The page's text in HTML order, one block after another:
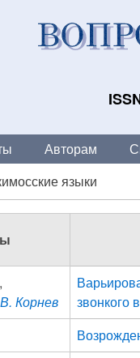
Авторам
языки
,
Корнев
звонкого